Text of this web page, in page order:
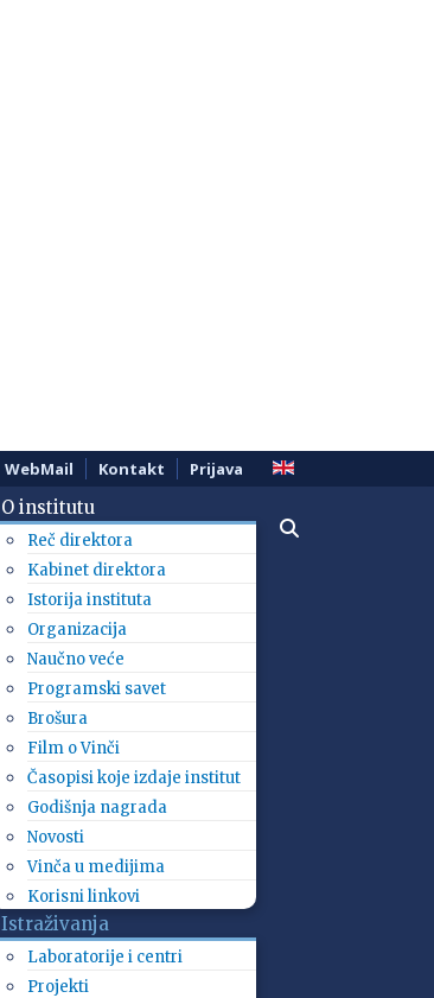
WebMail Kontakt Prijava
O institutu
Reč direktora
Kabinet direktora
Istorija instituta
Organizacija
Naučno veće
Programski savet
Brošura
Film o Vinči
Časopisi koje izdaje institut
Godišnja nagrada
Novosti
Vinča u medijima
Korisni linkovi
Istraživanja
Laboratorije i centri
Projekti